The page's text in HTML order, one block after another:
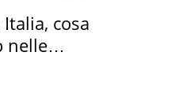
cosa
nelle